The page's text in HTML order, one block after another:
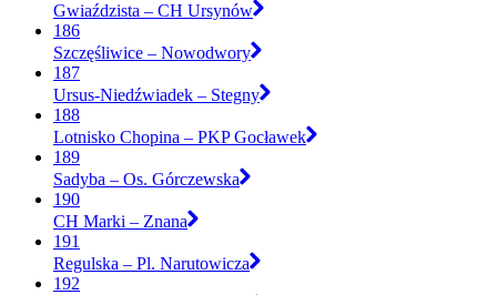
Gwiaździsta – CH Ursynów
186
Szczęśliwice – Nowodwory
187
Ursus-Niedźwiadek – Stegny
188
Lotnisko Chopina – PKP Gocławek
189
Sadyba – Os. Górczewska
190
CH Marki – Znana
191
Regulska – Pl. Narutowicza
192